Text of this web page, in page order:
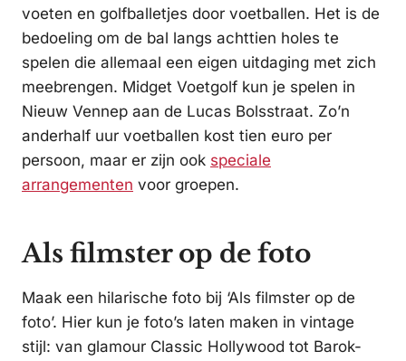
voeten en golfballetjes door voetballen. Het is de
bedoeling om de bal langs achttien holes te
spelen die allemaal een eigen uitdaging met zich
meebrengen. Midget Voetgolf kun je spelen in
Nieuw Vennep aan de Lucas Bolsstraat. Zo’n
anderhalf uur voetballen kost tien euro per
persoon, maar er zijn ook speciale
arrangementen voor groepen.
Als filmster op de foto
Maak een hilarische foto bij ‘Als filmster op de
foto’. Hier kun je foto’s laten maken in vintage
stijl: van glamour Classic Hollywood tot Barok-